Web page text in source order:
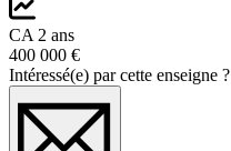
CA 2 ans
400 000 €
Intéressé(e) par cette enseigne ?